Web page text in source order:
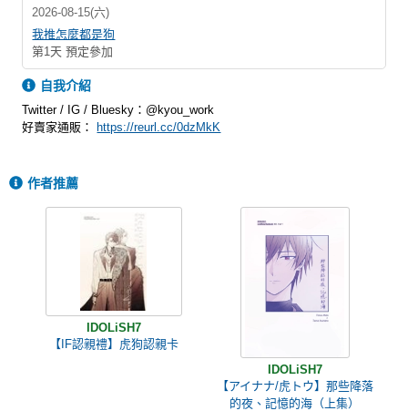
2026-08-15(六)
我推怎麼都是狗
第1天 預定參加
自我介紹
Twitter / IG / Bluesky：@kyou_work
好賣家通販：
https://reurl.cc/0dzMkK
作者推薦
IDOLiSH7
【IF認親禮】虎狗認親卡
IDOLiSH7
【アイナナ/虎トウ】那些降落
的夜、記憶的海（上集）